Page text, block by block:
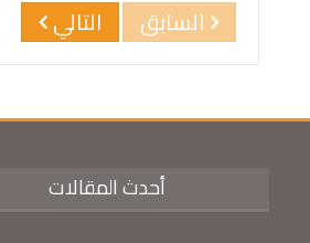
السابق التالي
أحدث المقالات